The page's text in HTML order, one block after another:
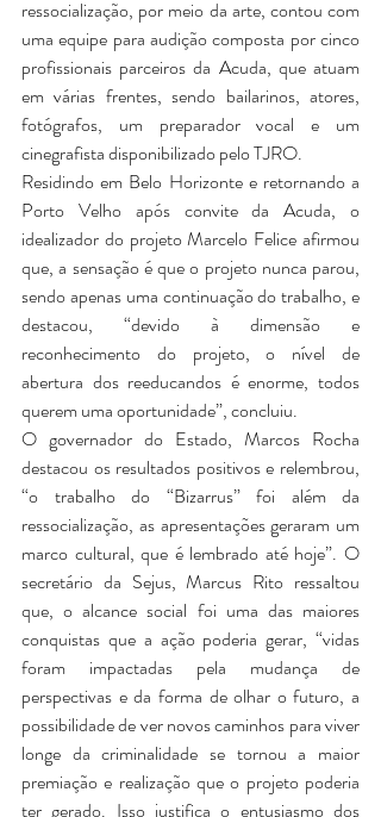
ressocialização, por meio da arte, contou com
uma equipe para audição composta por cinco
profissionais parceiros da Acuda, que atuam
em várias frentes, sendo bailarinos, atores,
fotógrafos, um preparador vocal e um
cinegrafista disponibilizado pelo TJRO.
Residindo em Belo Horizonte e retornando a
Porto Velho após convite da Acuda, o
idealizador do projeto Marcelo Felice afirmou
que, a sensação é que o projeto nunca parou,
sendo apenas uma continuação do trabalho, e
destacou, “devido à dimensão e
reconhecimento do projeto, o nível de
abertura dos reeducandos é enorme, todos
querem uma oportunidade”, concluiu.
O governador do Estado, Marcos Rocha
destacou os resultados positivos e relembrou,
“o trabalho do “Bizarrus” foi além da
ressocialização, as apresentações geraram um
marco cultural, que é lembrado até hoje”. O
secretário da Sejus, Marcus Rito ressaltou
que, o alcance social foi uma das maiores
conquistas que a ação poderia gerar, “vidas
foram impactadas pela mudança de
perspectivas e da forma de olhar o futuro, a
possibilidade de ver novos caminhos para viver
longe da criminalidade se tornou a maior
premiação e realização que o projeto poderia
ter gerado. Isso justifica o entusiasmo dos